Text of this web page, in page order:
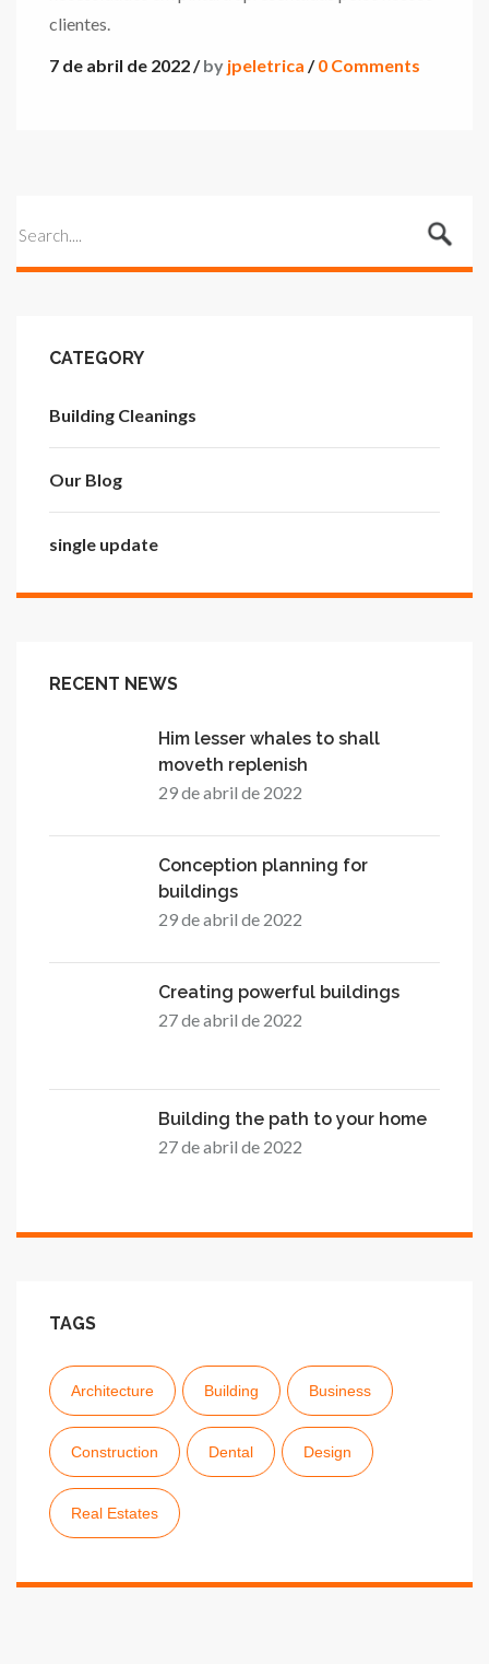
clientes.
7 de abril de 2022 /by jpeletrica /0 Comments
CATEGORY
Building Cleanings
Our Blog
single update
RECENT NEWS
Him lesser whales to shall
moveth replenish
29 de abril de 2022
Conception planning for
buildings
29 de abril de 2022
Creating powerful buildings
27 de abril de 2022
Building the path to your home
27 de abril de 2022
TAGS
Architecture Building Business
Construction Dental Design
Real Estates